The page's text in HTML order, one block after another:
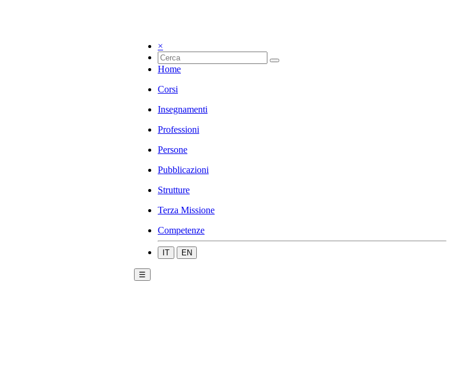
×
Home
Corsi
Insegnamenti
Professioni
Persone
Pubblicazioni
Strutture
Terza Missione
Competenze
IT EN
☰